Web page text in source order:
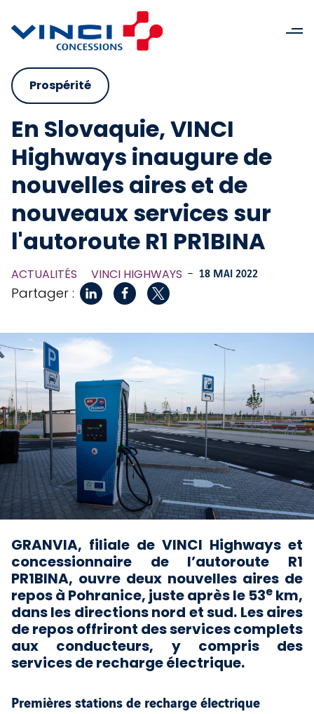
Prospérité
En Slovaquie, VINCI
Highways inaugure de
nouvelles aires et de
nouveaux services sur
l'autoroute R1 PR1BINA
ACTUALITÉS VINCI HIGHWAYS - 18 MAI 2022
Partager :
GRANVIA, filiale de VINCI Highways et
concessionnaire de l’autoroute R1
PR1BINA, ouvre deux nouvelles aires de
repos à Pohranice, juste après le 53e km,
dans les directions nord et sud. Les aires
de repos offriront des services complets
aux conducteurs, y compris des
services de recharge électrique.
Premières stations de recharge électrique